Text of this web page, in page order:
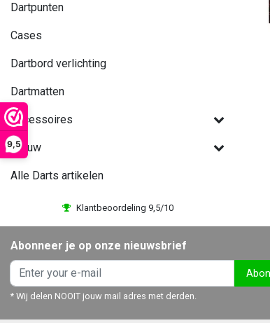
9,5
Dartpunten
Cases
Dartbord verlichting
Dartmatten
Accessoires
Nieuw
Alle Darts artikelen
Klantbeoordeling 9,5/10
Abonneer je op onze nieuwsbrief
* Wij delen NOOIT jouw mail adres met derden.